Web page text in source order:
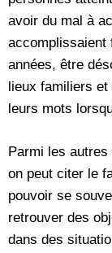
avoir du mal à
accomplissaient
années, être
lieux familiers
leurs mots
Parmi les autres
on peut citer le
pouvoir se
retrouver des
dans des